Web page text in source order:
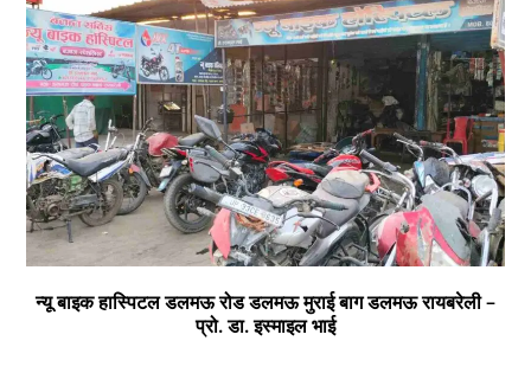
न्यू बाइक हास्पिटल डलमऊ रोड डलमऊ मुराई बाग डलमऊ रायबरेली –
प्रो. डा. इस्माइल भाई